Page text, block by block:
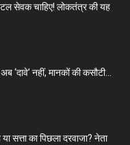
सेवक चाहिए! लोकतंत्र की यह
‘दावे’ नहीं, मानकों की कसौटी...
सत्ता का पिछला दरवाजा? नेता